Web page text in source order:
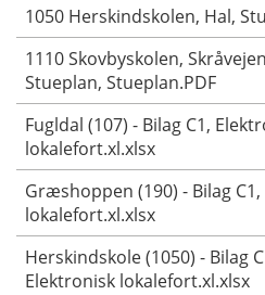
1050 Herskindskolen, Hal,
1110 Skovbyskolen,
Stueplan, Stueplan.PDF
Fugldal (107) - Bilag C1,
lokalefort.xl.xlsx
Græshoppen (190) - Bilag
lokalefort.xl.xlsx
Herskindskole (1050) - Bilag
Elektronisk lokalefort.xl.xlsx